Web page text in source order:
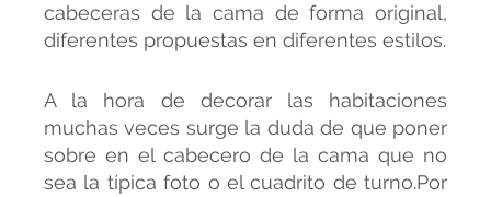
cabeceras de la cama de forma original,
diferentes propuestas en diferentes estilos.
A la hora de decorar las habitaciones
muchas veces surge la duda de que poner
sobre en el cabecero de la cama que no
sea la típica foto o el cuadrito de turno.Por